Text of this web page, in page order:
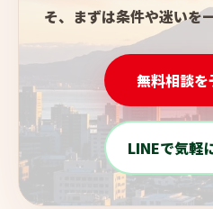
そ、まずは条件や迷いを
無料相談を
LINEで気軽